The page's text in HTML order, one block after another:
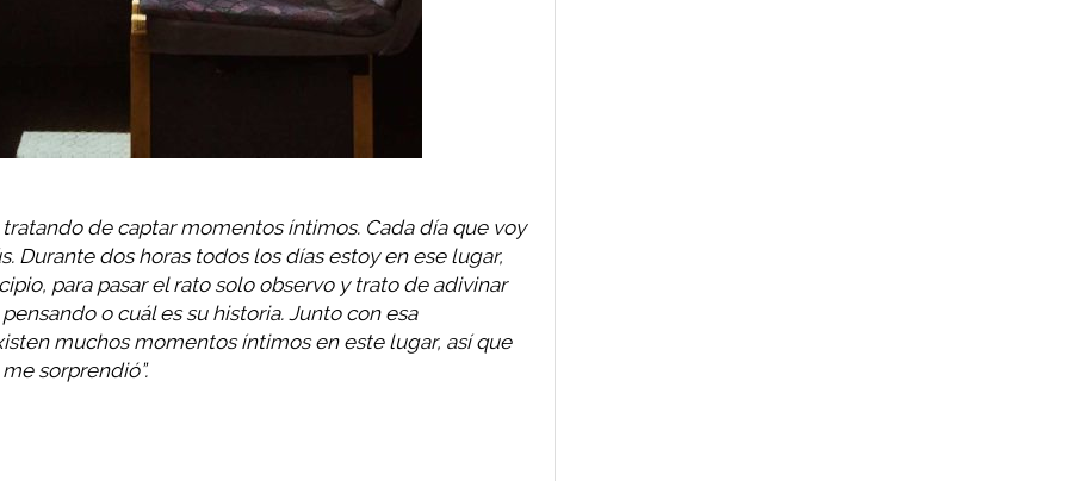
de captar momentos íntimos. Cada día que voy
Durante dos horas todos los días estoy en ese lugar,
para pasar el rato solo observo y trato de adivinar
o cuál es su historia. Junto con esa
muchos momentos íntimos en este lugar, así que
sorprendió”.